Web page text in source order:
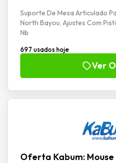
Suporte De Mesa Articulado
North Bayou, Ajustes Com
Nb
697 usados hoje
Ver
Oferta Kabum: